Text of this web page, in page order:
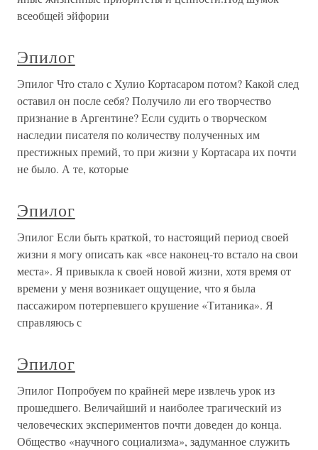
всеобщей эйфории
Эпилог
Эпилог Что стало с Хулио Кортасаром потом? Какой след
оставил он после себя? Получило ли его творчество
признание в Аргентине? Если судить о творческом
наследии писателя по количеству полученных им
престижных премий, то при жизни у Кортасара их почти
не было. А те, которые
Эпилог
Эпилог Если быть краткой, то настоящий период своей
жизни я могу описать как «все наконец-то встало на свои
места». Я привыкла к своей новой жизни, хотя время от
времени у меня возникает ощущение, что я была
пассажиром потерпевшего крушение «Титаника». Я
справляюсь с
Эпилог
Эпилог Попробуем по крайней мере извлечь урок из
прошедшего. Величайший и наиболее трагический из
человеческих экспериментов почти доведен до конца.
Общество «научного социализма», задуманное служить